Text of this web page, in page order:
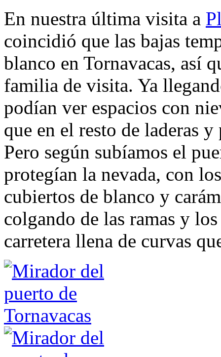
En nuestra última visita a
coincidió que las bajas
blanco en Tornavacas, así
familia de visita. Ya
podían ver espacios con
que en el resto de laderas
Pero según subíamos el
protegían la nevada, con
cubiertos de blanco y
colgando de las ramas y
carretera llena de curvas